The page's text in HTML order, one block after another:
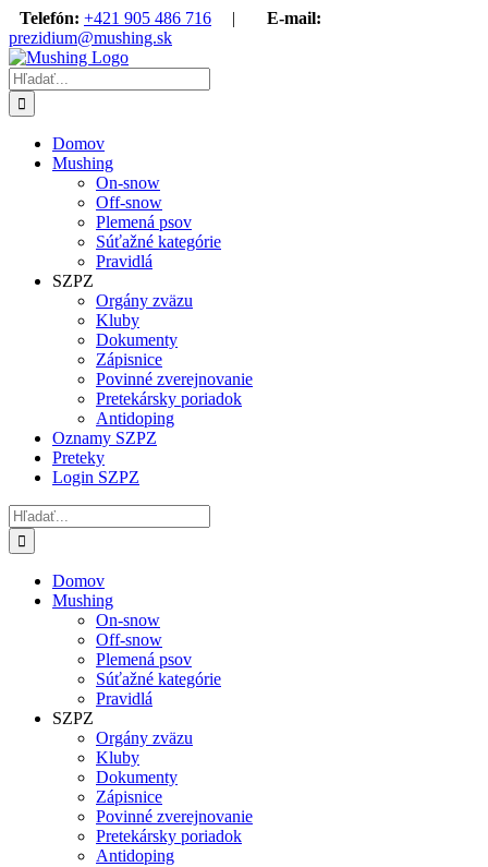
Skip
to
content
Telefón: +421 905 486 716 |
E-mail:
prezidium@mushing.sk
Hľadať:
Domov
Mushing
On-snow
Off-snow
Plemená psov
Súťažné kategórie
Pravidlá
SZPZ
Orgány zväzu
Kluby
Dokumenty
Zápisnice
Povinné zverejnovanie
Pretekársky poriadok
Antidoping
Oznamy SZPZ
Preteky
Login SZPZ
Hľadať:
Domov
Mushing
On-snow
Off-snow
Plemená psov
Súťažné kategórie
Pravidlá
SZPZ
Orgány zväzu
Kluby
Dokumenty
Zápisnice
Povinné zverejnovanie
Pretekársky poriadok
Antidoping